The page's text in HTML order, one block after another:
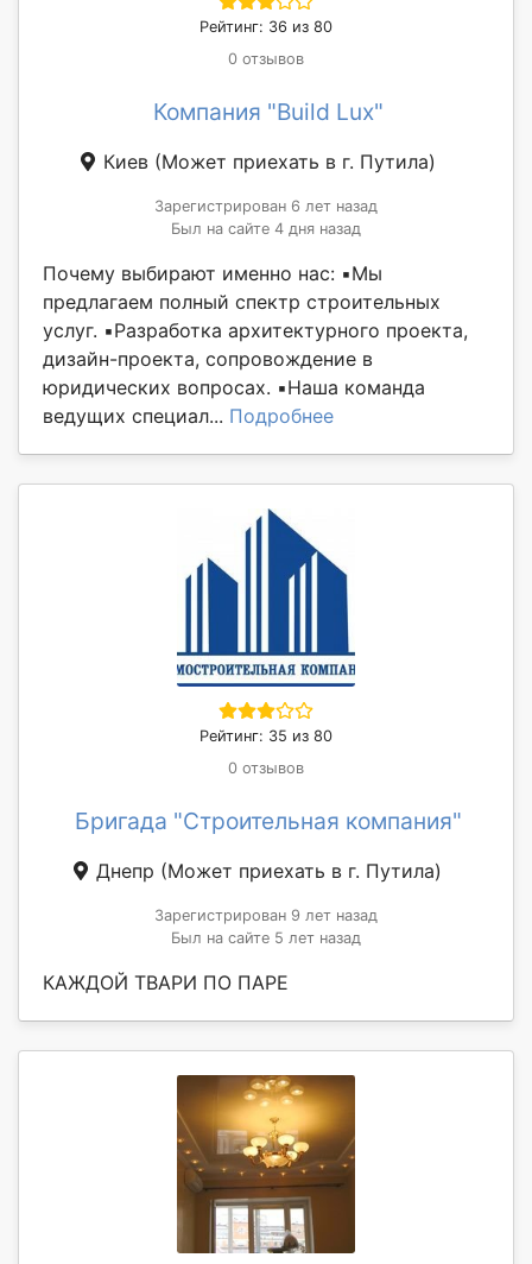
Рейтинг: 36 из 80
0 отзывов
Компания "Build Lux"
Киев (Может приехать в г. Путила)
Зарегистрирован 6 лет назад
Был на сайте 4 дня назад
Почему выбирают именно нас: ▪️Мы
предлагаем полный спектр строительных
услуг. ▪️Разработка архитектурного проекта,
дизайн-проекта, сопровождение в
юридических вопросах. ▪️Наша команда
ведущих специал... Подробнее
Рейтинг: 35 из 80
0 отзывов
Бригада "Строительная компания"
Днепр (Может приехать в г. Путила)
Зарегистрирован 9 лет назад
Был на сайте 5 лет назад
КАЖДОЙ ТВАРИ ПО ПАРЕ